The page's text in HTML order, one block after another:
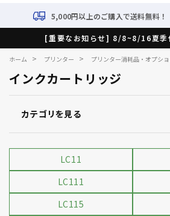
のご購入で送料無料！
[重要なお知らせ] 8/8~8/16夏季
ホーム > プリンター > プリンター消耗品・オプシ
インクカートリッジ
カテゴリを見る
LC11
LC111
LC115